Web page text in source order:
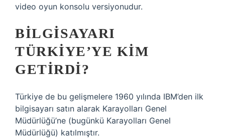
video oyun konsolu versiyonudur.
BILGISAYARI
TÜRKIYE’YE KIM
GETIRDI?
Türkiye de bu gelişmelere 1960 yılında IBM’den ilk
bilgisayarı satın alarak Karayolları Genel
Müdürlüğü’ne (bugünkü Karayolları Genel
Müdürlüğü) katılmıştır.